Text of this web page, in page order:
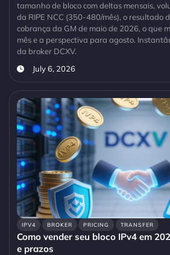
tamanho de bloco com deltas mensais,
da RIPE NCC (350-480/mês), o resultado
cobrança da GM de maio de 2026, o que
mês e a perspectiva para agosto.
da broker DCXV.
July 6, 2026
IPV4 BROKER PRICING TRANSFER
Como vender seu bloco IPv4 em
e prazos